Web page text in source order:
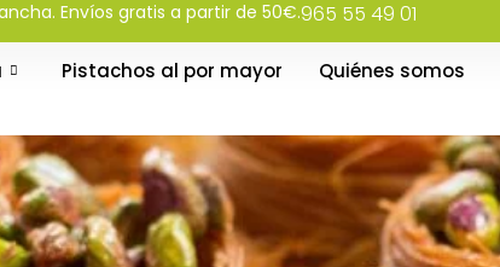
Envíos gratis a partir de 50€.965 55 49 01
Pistachos al por mayor Quiénes somos